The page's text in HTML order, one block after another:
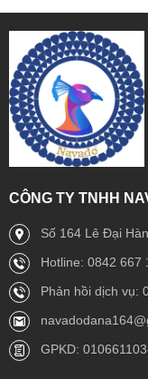
CÔNG TY TNHH
Số 164 Lê Đại
Hotline: 0842 667
Phản hồi dịch vụ:
GPKD: